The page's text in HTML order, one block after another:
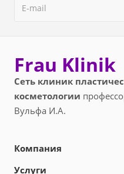
Frau Klinik
Сеть клиник
косметологии
Вульфа И.А.
Компания
Услуги